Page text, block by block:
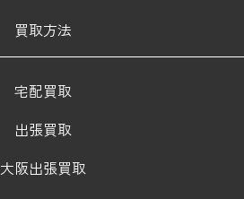
買取方法
宅配買取
出張買取
大阪出張買取